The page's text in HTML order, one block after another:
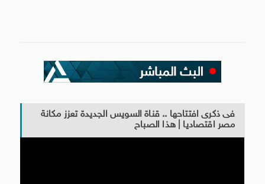
فى ذكرى افتتاحها .. قناة السويس الجديدة تعزز مكانة
مصر اقتصاديا | هذا الصباح